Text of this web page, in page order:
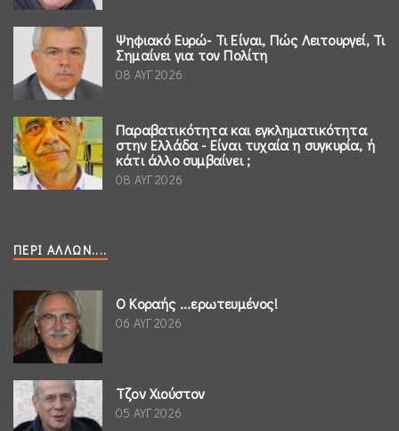
Ψηφιακό Ευρώ- Τι Είναι, Πώς Λειτουργεί, Τι
Σημαίνει για τον Πολίτη
08 ΑΥΓ 2026
Παραβατικότητα και εγκληματικότητα
στην Ελλάδα - Είναι τυχαία η συγκυρία, ή
κάτι άλλο συμβαίνει ;
08 ΑΥΓ 2026
ΠΕΡΊ ΆΛΛΩΝ....
Ο Κοραής ...ερωτευμένος!
06 ΑΥΓ 2026
Τζον Χιούστον
05 ΑΥΓ 2026